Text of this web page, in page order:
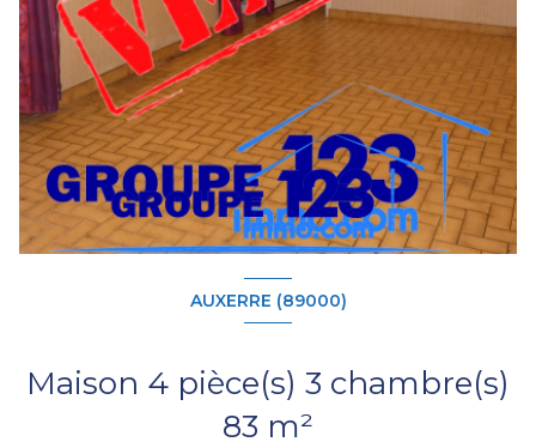
AUXERRE (89000)
Maison 4 pièce(s) 3 chambre(s)
83 m²